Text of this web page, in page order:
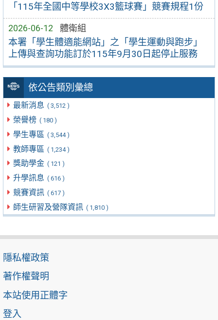
「115年全國中等學校3X3籃球賽」競賽規程1份
2026-06-12 體衛組
本署「學生體適能網站」之「學生運動與跑步」
上傳與查詢功能訂於115年9月30日起停止服務
依公告類別彙總
最新消息 ( 3,512 )
榮譽榜 ( 180 )
學生專區 ( 3,544 )
教師專區 ( 1,234 )
獎助學金 ( 121 )
升學訊息 ( 616 )
競賽資訊 ( 617 )
師生研習及營隊資訊 ( 1,810 )
隱私權政策
著作權聲明
本站使用正體字
登入